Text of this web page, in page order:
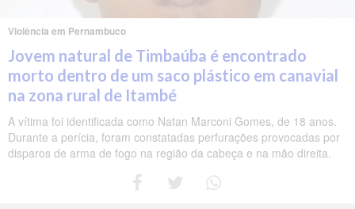
Violência em Pernambuco
Jovem natural de Timbaúba é encontrado
morto dentro de um saco plástico em canavial
na zona rural de Itambé
A vítima foi identificada como Natan Marconi Gomes, de 18 anos.
Durante a perícia, foram constatadas perfurações provocadas por
disparos de arma de fogo na região da cabeça e na mão direita.